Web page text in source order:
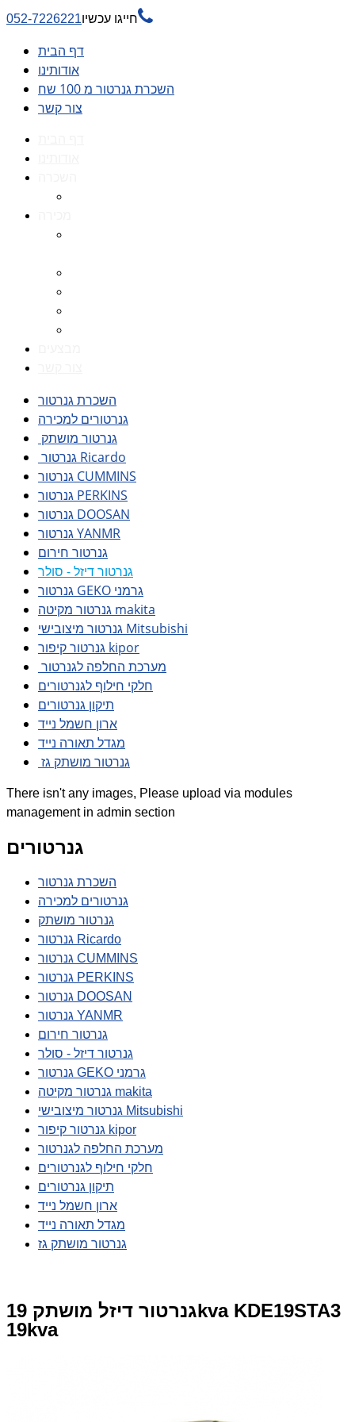
חייגו עכשיו052-7226221 
דף הבית
אודותינו
השכרת גנרטור מ 100 שח
צור קשר
השכרת גנרטור
גנרטורים למכירה
גנרטור מושתק
גנרטור Ricardo
גנרטור CUMMINS
גנרטור PERKINS
גנרטור DOOSAN
גנרטור YANMR
גנרטור חירום
גנרטור דיזל - סולר
גנרטור GEKO גרמני
גנרטור מקיטה makita
גנרטור מיצובישי Mitsubishi
גנרטור קיפור kipor
מערכת החלפה לגנרטור
חלקי חילוף לגנרטורים
תיקון גנרטורים
ארון חשמל נייד
מגדל תאורה נייד
גנרטור מושתק גז
There isn't any images, Please upload via modules
management in admin section
גנרטורים
השכרת גנרטור
גנרטורים למכירה
גנרטור מושתק
גנרטור Ricardo
גנרטור CUMMINS
גנרטור PERKINS
גנרטור DOOSAN
גנרטור YANMR
גנרטור חירום
גנרטור דיזל - סולר
גנרטור GEKO גרמני
גנרטור מקיטה makita
גנרטור מיצובישי Mitsubishi
גנרטור קיפור kipor
מערכת החלפה לגנרטור
חלקי חילוף לגנרטורים
תיקון גנרטורים
ארון חשמל נייד
מגדל תאורה נייד
גנרטור מושתק גז
גנרטור דיזל מושתק 19kva KDE19STA3
19kva